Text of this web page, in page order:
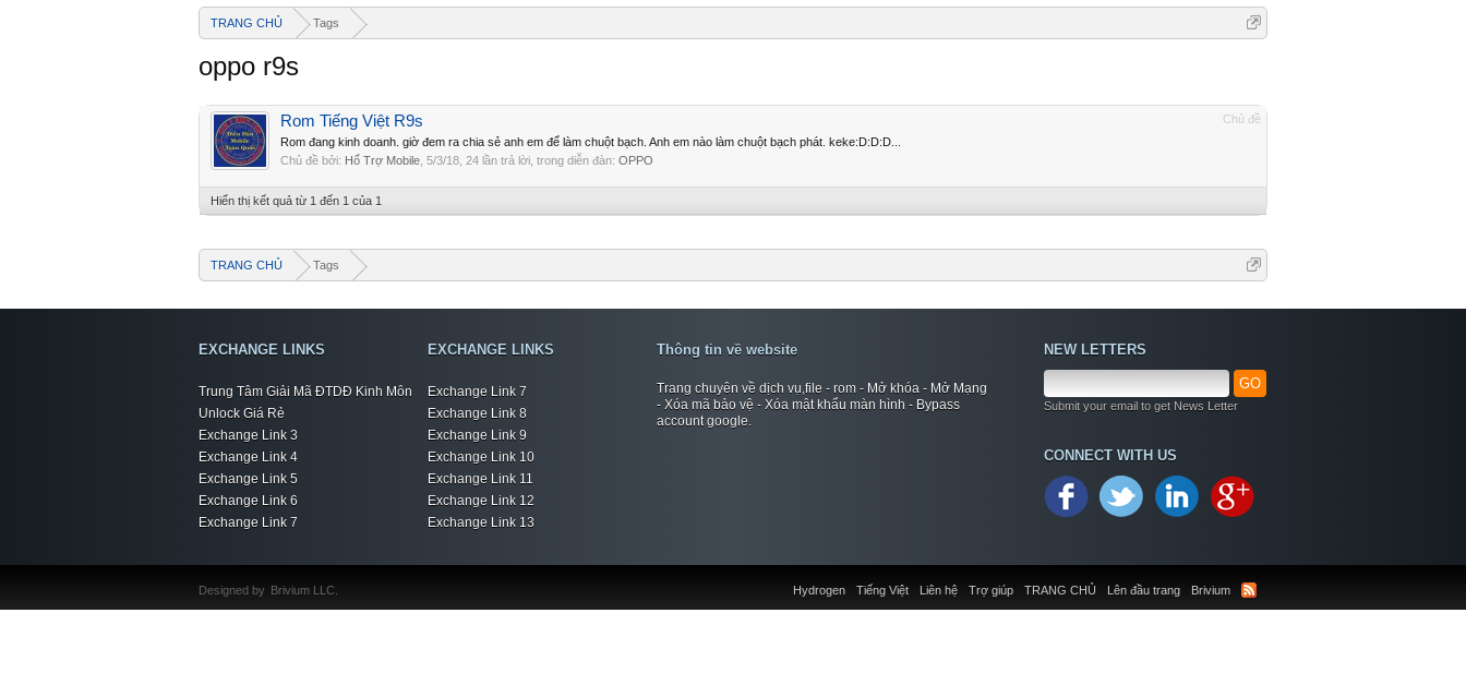
TRANG CHỦ Tags
oppo r9s
Chủ đề
Rom Tiếng Việt R9s
Rom đang kinh doanh. giờ đem ra chia sẻ anh em để làm chuột bạch. Anh em nào làm chuột bạch phát. keke:D:D:D...
Chủ đề bởi: Hổ Trợ Mobile 5/3/18 , 24 lần trả lời, trong diễn đàn: OPPO
Hiển thị kết quả từ 1 đến 1 của 1
TRANG CHỦ Tags
EXCHANGE LINKS
Trung Tâm Giải Mã ĐTDĐ Kinh Môn
Unlock Giá Rẻ
Exchange Link 3
Exchange Link 4
Exchange Link 5
Exchange Link 6
Exchange Link 7
EXCHANGE LINKS
Exchange Link 7
Exchange Link 8
Exchange Link 9
Exchange Link 10
Exchange Link 11
Exchange Link 12
Exchange Link 13
Thông tin về website
Trang chuyên về dịch vụ,file - rom - Mở khóa - Mở Mạng
- Xóa mã bảo vệ - Xóa mật khẩu màn hình - Bypass
account google.
NEW LETTERS
GO
Submit your email to get News Letter
CONNECT WITH US
Liên hệ Trợ giúp TRANG CHỦ Lên đầu trang Brivium
Hydrogen Tiếng Việt
Designed by Brivium LLC.